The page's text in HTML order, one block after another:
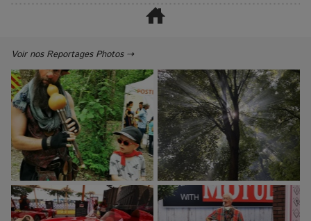
Voir nos Reportages Photos ⇢